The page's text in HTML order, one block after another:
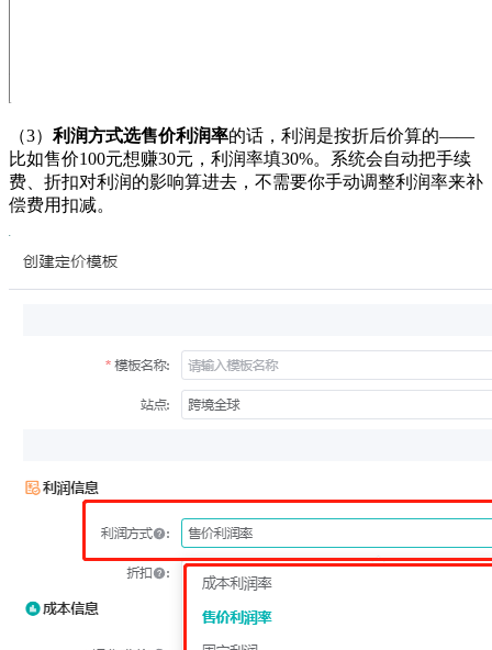
（3） 利润方式选售价利润率的话，利润是按折后价算的——
比如售价100元想赚30元，利润率填30%。系统会自动把手续
费、折扣对利润的影响算进去，不需要你手动调整利润率来补
偿费用扣减。